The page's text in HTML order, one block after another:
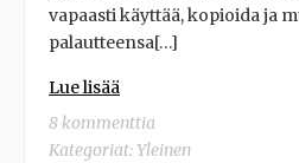
vapaasti käyttää, kopioida ja
palautteensa[…]
Lue lisää
8 kommenttia
Kategoriat: Yleinen